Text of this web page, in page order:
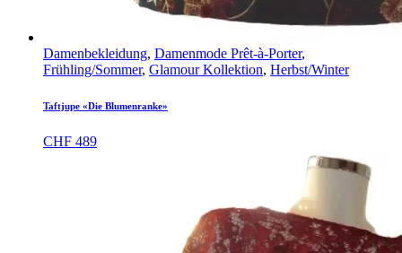
Damenbekleidung, Damenmode Prêt-à-Porter,
Frühling/Sommer, Glamour Kollektion, Herbst/Winter
Taftjupe «Die Blumenranke»
CHF 489